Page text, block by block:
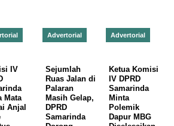
IV
Mata
Anjal
Advertorial
Sejumlah
Ruas Jalan di
Palaran
Masih Gelap,
DPRD
Samarinda
Advertorial
Ketua Komisi
IV DPRD
Samarinda
Minta
Polemik
Dapur MBG